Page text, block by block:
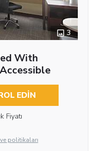
3
With
EDIN
Fiyatı
politikaları